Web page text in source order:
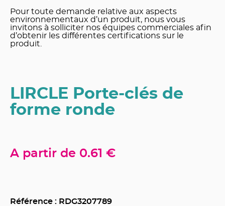
Pour toute demande relative aux aspects
environnementaux d’un produit, nous vous
invitons à solliciter nos équipes commerciales afin
d’obtenir les différentes certifications sur le
produit.
LIRCLE Porte-clés de
forme ronde
A partir de 0.61 €
Référence : RDG3207789